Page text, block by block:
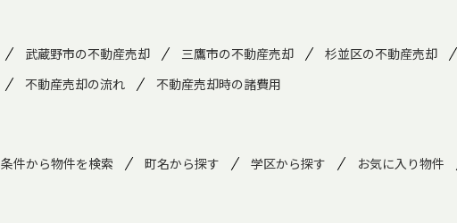
武蔵野市の不動産売却 三鷹市の不動産売却 杉並区の不動産売却
不動産売却の流れ 不動産売却時の諸費用
条件から物件を検索 町名から探す 学区から探す お気に入り物件